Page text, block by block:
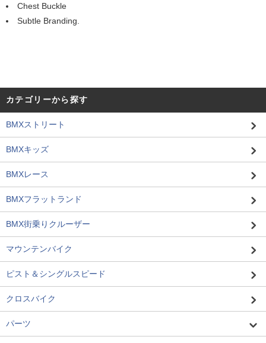
Chest Buckle
Subtle Branding.
カテゴリーから探す
BMXストリート
BMXキッズ
BMXレース
BMXフラットランド
BMX街乗りクルーザー
マウンテンバイク
ピスト＆シングルスピード
クロスバイク
パーツ